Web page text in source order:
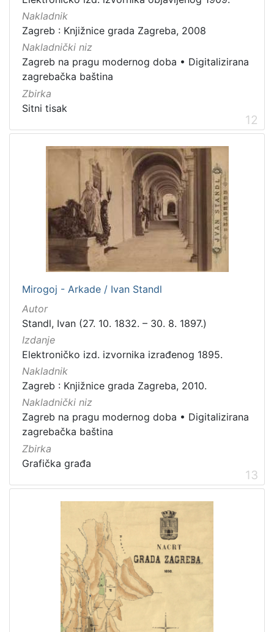
Nakladnik
Zagreb : Knjižnice grada Zagreba, 2008
Nakladnički niz
Zagreb na pragu modernog doba • Digitalizirana
zagrebačka baština
Zbirka
Sitni tisak
12
Mirogoj - Arkade / Ivan Standl
Autor
Standl, Ivan (27. 10. 1832. – 30. 8. 1897.)
Izdanje
Elektroničko izd. izvornika izrađenog 1895.
Nakladnik
Zagreb : Knjižnice grada Zagreba, 2010.
Nakladnički niz
Zagreb na pragu modernog doba • Digitalizirana
zagrebačka baština
Zbirka
Grafička građa
13